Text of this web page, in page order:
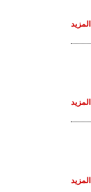
المزيد
المزيد
المزيد